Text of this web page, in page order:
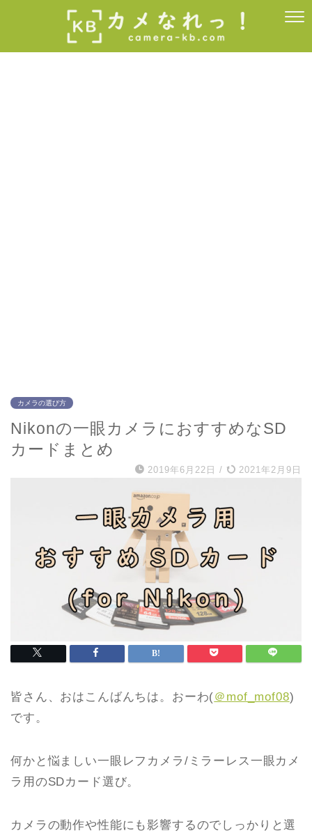
カメラの選び方
Nikonの一眼カメラにおすすめなSD
カードまとめ
2019年6月22日 / 2021年2月9日
皆さん、おはこんばんちは。おーわ(＠mof_mof08)
です。
何かと悩ましい一眼レフカメラ/ミラーレス一眼カメ
ラ用のSDカード選び。
カメラの動作や性能にも影響するのでしっかりと選